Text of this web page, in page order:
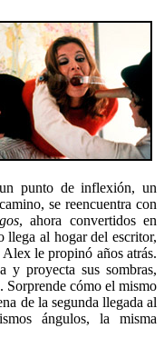
punto de inflexión, un
se reencuentra con
, ahora convertidos en
al hogar del escritor,
le propinó años atrás.
y proyecta sus sombras,
Sorprende cómo el mismo
de la segunda llegada al
ángulos, la misma